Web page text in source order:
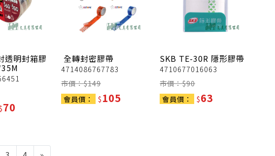
透明封箱膠
70
全轉封密膠帶
4714086767783
市價：$149
會員價：
$105
SKB TE-30R 隱形膠帶
4710677016063
市價：$90
會員價：
$63